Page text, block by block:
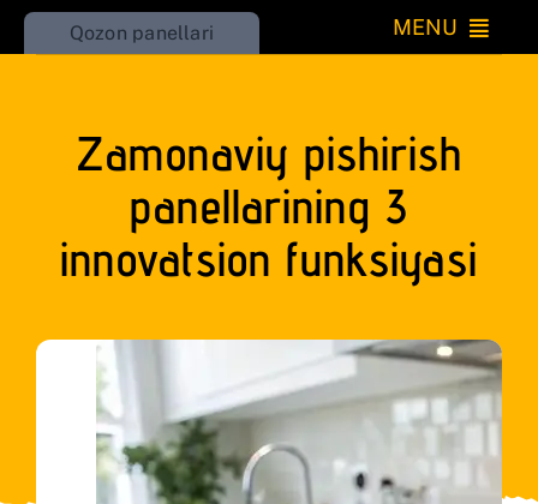
Skip
to
Qozon panellari MENU
Kichik
O’rnatiladigan
Iqlim
Uy
Go’zallik
Zamonaviy pishirish
panellarining 3
innovatsion funksiyasi